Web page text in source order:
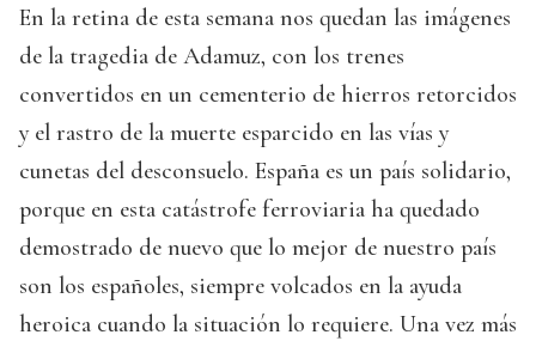
En la retina de esta semana nos quedan las imágenes
de la tragedia de Adamuz, con los trenes
convertidos en un cementerio de hierros retorcidos
y el rastro de la muerte esparcido en las vías y
cunetas del desconsuelo. España es un país solidario,
porque en esta catástrofe ferroviaria ha quedado
demostrado de nuevo que lo mejor de nuestro país
son los españoles, siempre volcados en la ayuda
heroica cuando la situación lo requiere. Una vez más